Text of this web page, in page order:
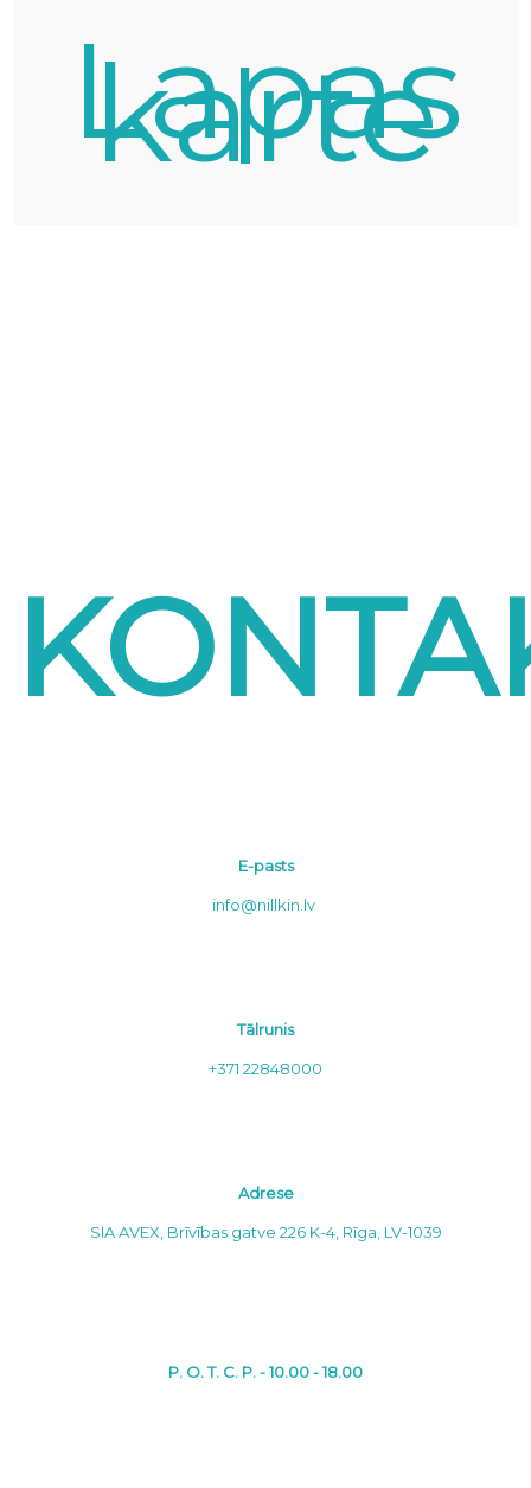
Lapas
karte
E-pasts
info@nillkin.lv
Tālrunis
+371 22848000
Adrese
SIA AVEX, Brīvības gatve 226 K-4, Rīga, LV-1039
P. O. T. C. P. - 10.00 - 18.00